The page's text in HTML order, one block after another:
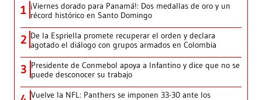
1 ¡Viernes dorado para Panamá!: Dos medallas de oro y un
récord histórico en Santo Domingo
2 De la Espriella promete recuperar el orden y declara
agotado el diálogo con grupos armados en Colombia
3 Presidente de Conmebol apoya a Infantino y dice que no se
puede desconocer su trabajo
Vuelve la NFL: Panthers se imponen 33-30 ante los